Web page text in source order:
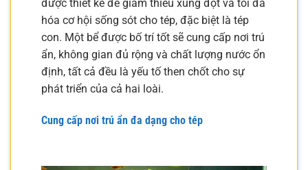
được thiết kế để giảm thiểu xung đột và tối đa
hóa cơ hội sống sót cho tép, đặc biệt là tép
con. Một bể được bố trí tốt sẽ cung cấp nơi trú
ẩn, không gian đủ rộng và chất lượng nước ổn
định, tất cả đều là yếu tố then chốt cho sự
phát triển của cả hai loài.
Cung cấp nơi trú ẩn đa dạng cho tép